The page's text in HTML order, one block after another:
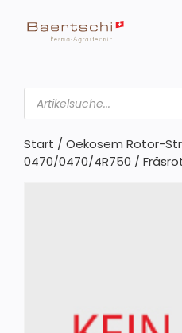
Inhalt
Products
search
Start / Oekosem Rotor-
0470/0470/4R750 /